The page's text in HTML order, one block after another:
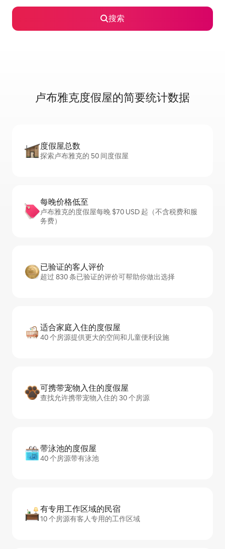
搜索
卢布雅克度假屋的简要统计数据
度假屋总数
探索卢布雅克的 50 间度假屋
每晚价格低至
卢布雅克的度假屋每晚 $70 USD 起（不含税费和服
务费）
已验证的客人评价
超过 830 条已验证的评价可帮助你做出选择
适合家庭入住的度假屋
40 个房源提供更大的空间和儿童便利设施
可携带宠物入住的度假屋
查找允许携带宠物入住的 30 个房源
带泳池的度假屋
40 个房源带有泳池
有专用工作区域的民宿
10 个房源有客人专用的工作区域